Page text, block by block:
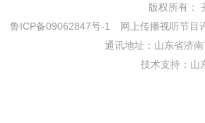
版权所有：
鲁ICP备09062847号-1
网上传播视听节目
通讯地址：山东省济
技术支持： 山